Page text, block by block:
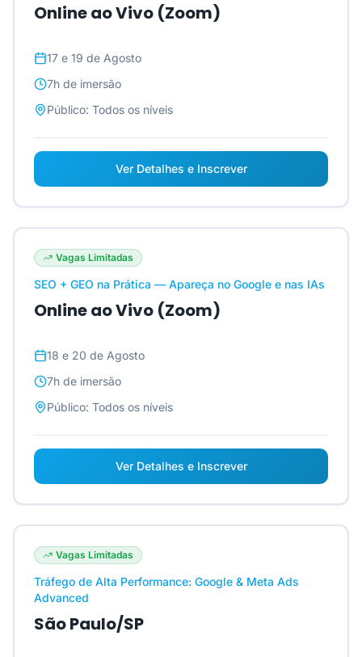
Online ao Vivo (Zoom)
17 e 19 de Agosto
7h de imersão
Público: Todos os níveis
Ver Detalhes e Inscrever
Vagas Limitadas
SEO + GEO na Prática — Apareça no Google e nas IAs
Online ao Vivo (Zoom)
18 e 20 de Agosto
7h de imersão
Público: Todos os níveis
Ver Detalhes e Inscrever
Vagas Limitadas
Tráfego de Alta Performance: Google & Meta Ads
Advanced
São Paulo/SP